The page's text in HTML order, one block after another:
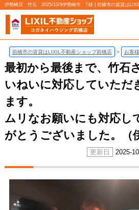
伊勢崎店 竹石 2025/10/9伊勢崎市 T様 | 前橋市の賃貸はLIXIL
前橋市の賃貸はLIXIL不動産ショップ前橋店 お客
最初から最後まで、竹石
いねいに対応していただ
ます。
ムリなお願いにも対応し
がとうございました。（
2025-